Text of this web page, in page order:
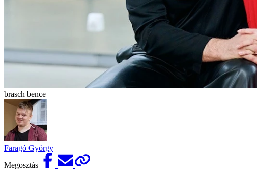
brasch bence
Faragó György
Megosztás